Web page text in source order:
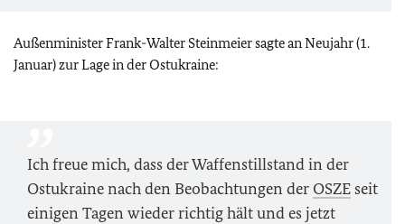
Außenminister Frank-Walter Steinmeier sagte an Neujahr (1.
Januar) zur Lage in der Ostukraine:
Ich freue mich, dass der Waffenstillstand in der
Ostukraine nach den Beobachtungen der OSZEseit
einigen Tagen wieder richtig hält und es jetzt